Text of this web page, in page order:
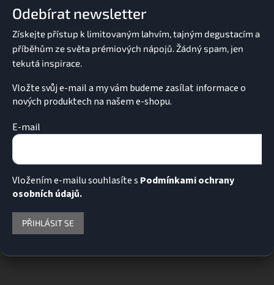
Odebírat newsletter
Vložte svůj e-mail a my vám budeme zasílat informace o
nových produktech na našem e-shopu.
E-mail
Vložením e-mailu souhlasíte s Podmínkami ochrany
osobních údajů.
PŘIHLÁSIT SE